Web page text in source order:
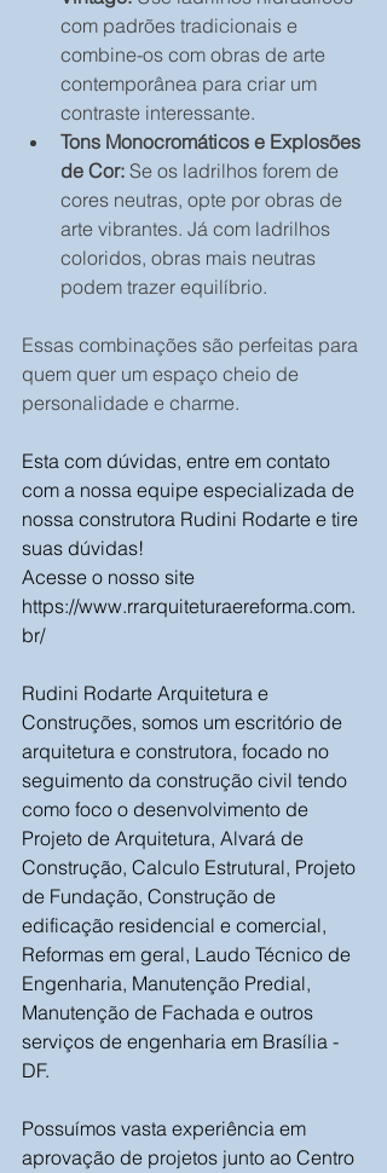
com padrões tradicionais e
combine-os com obras de arte
contemporânea para criar um
contraste interessante.
Tons Monocromáticos e Explosões
de Cor: Se os ladrilhos forem de
cores neutras, opte por obras de
arte vibrantes. Já com ladrilhos
coloridos, obras mais neutras
podem trazer equilíbrio.
Essas combinações são perfeitas para
quem quer um espaço cheio de
personalidade e charme.
Esta com dúvidas, entre em contato
com a nossa equipe especializada de
nossa construtora Rudini Rodarte e tire
suas dúvidas!
Acesse o nosso site
https://www.rrarquiteturaereforma.com.
br/
Rudini Rodarte Arquitetura e
Construções, somos um escritório de
arquitetura e construtora, focado no
seguimento da construção civil tendo
como foco o desenvolvimento de
Projeto de Arquitetura, Alvará de
Construção, Calculo Estrutural, Projeto
de Fundação, Construção de
edificação residencial e comercial,
Reformas em geral, Laudo Técnico de
Engenharia, Manutenção Predial,
Manutenção de Fachada e outros
serviços de engenharia em Brasília -
DF.
Possuímos vasta experiência em
aprovação de projetos junto ao Centro